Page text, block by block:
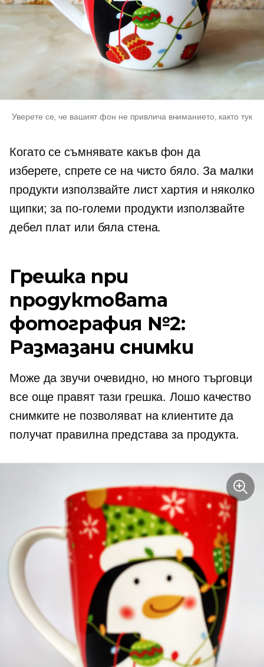
Уверете се, че вашият фон не привлича вниманието, както тук
Когато се съмнявате какъв фон да
изберете, спрете се на чисто бяло. За малки
продукти използвайте лист хартия и няколко
щипки; за по-големи продукти използвайте
дебел плат или бяла стена.
Грешка при
продуктовата
фотография №2:
Размазани снимки
Може да звучи очевидно, но много търговци
все още правят тази грешка.Лошо качество
снимките не позволяват на клиентите да
получат правилна представа за продукта.